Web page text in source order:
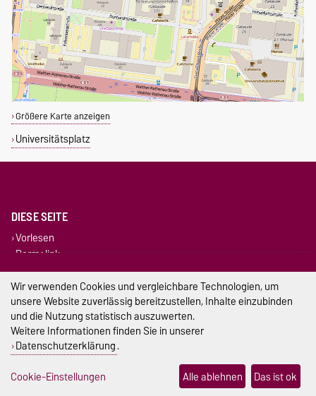
Größere Karte anzeigen
Universitätsplatz
DIESE SEITE
Vorlesen
Permalink
Impressum
Datenschutz
Cookie-Einstellungen
Wir verwenden Cookies und vergleichbare Technologien, um
unsere Website zuverlässig bereitzustellen, Inhalte einzubinden
und die Nutzung statistisch auszuwerten.
Weitere Informationen finden Sie in unserer
Datenschutzerklärung.
Cookie-Einstellungen
Alle ablehnen Das ist ok